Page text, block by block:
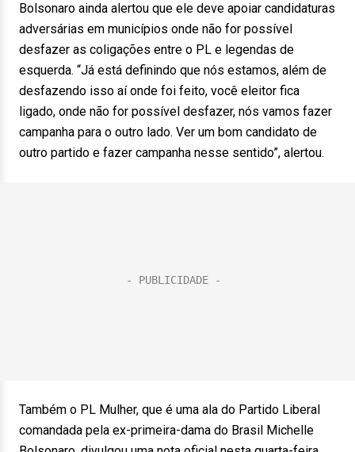
Bolsonaro ainda alertou que ele deve apoiar candidaturas
adversárias em municípios onde não for possível
desfazer as coligações entre o PL e legendas de
esquerda. “Já está definindo que nós estamos, além de
desfazendo isso aí onde foi feito, você eleitor fica
ligado, onde não for possível desfazer, nós vamos fazer
campanha para o outro lado. Ver um bom candidato de
outro partido e fazer campanha nesse sentido”, alertou.
Também o PL Mulher, que é uma ala do Partido Liberal
comandada pela ex-primeira-dama do Brasil Michelle